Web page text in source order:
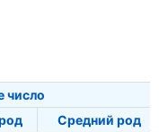
число
Средний род